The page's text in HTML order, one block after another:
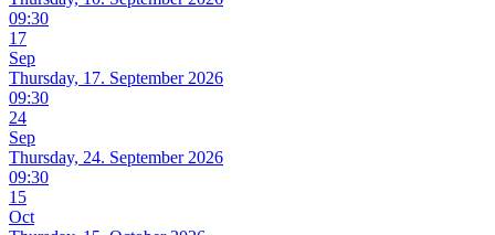
09:30
17
Sep
Thursday, 17. September 2026
09:30
24
Sep
Thursday, 24. September 2026
09:30
15
Oct